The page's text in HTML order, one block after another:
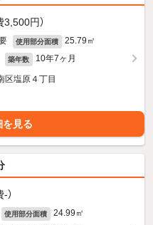
3,500円）
使用部分面積 25.79㎡
築年数 10年7ヶ月
区塩原４丁目
を見る
）
使用部分面積 24.99㎡